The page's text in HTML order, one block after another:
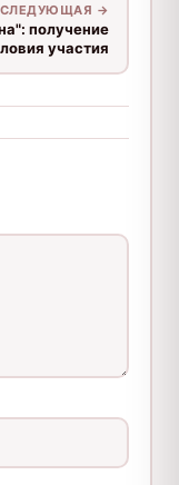
СЛЕДУЮЩАЯ →
получение
участия